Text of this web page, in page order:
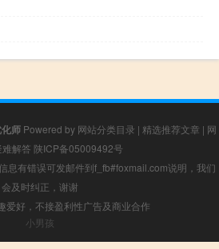
师 Powered by 网站分类目录 | 精选推荐文章 | 网
难解答 陕ICP备05009492号
息有错误可发邮件到f_fb#foxmail.com说明，我们
会及时纠正，谢谢
爱好，不接盈利性广告及商业合作
小男孩